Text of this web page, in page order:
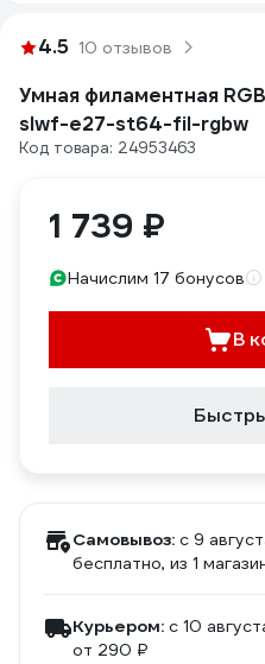
4.5 10 отзывов
Умная филаментная
slwf-e27-st64-fil-rgbw
Код товара: 24953463
1 739 ₽
Начислим 17 бонусов
В
Самовывоз: c 9
бесплатно, из 1
Курьером: c 10
от 290 ₽